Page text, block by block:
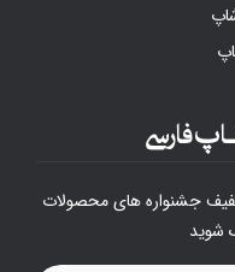
فارسی
جشنواره های محصولات
شوید